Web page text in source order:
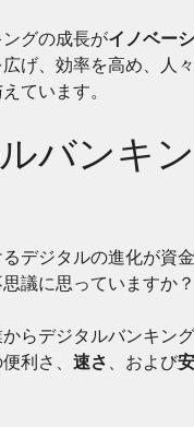
グの成長がイノベー
げ、効率を高め、人
ています。
バンキ
デジタルの進化が資
議に思っていますか？
らデジタルバンキン
利さ、 速さ 、および